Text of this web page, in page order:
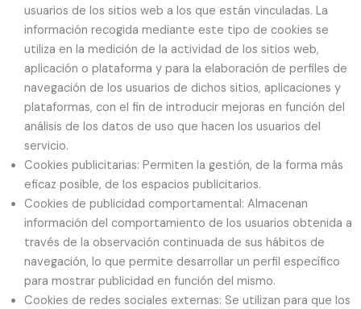
usuarios de los sitios web a los que están vinculadas. La
información recogida mediante este tipo de cookies se
utiliza en la medición de la actividad de los sitios web,
aplicación o plataforma y para la elaboración de perfiles de
navegación de los usuarios de dichos sitios, aplicaciones y
plataformas, con el fin de introducir mejoras en función del
análisis de los datos de uso que hacen los usuarios del
servicio.
Cookies publicitarias: Permiten la gestión, de la forma más
eficaz posible, de los espacios publicitarios.
Cookies de publicidad comportamental: Almacenan
información del comportamiento de los usuarios obtenida a
través de la observación continuada de sus hábitos de
navegación, lo que permite desarrollar un perfil específico
para mostrar publicidad en función del mismo.
Cookies de redes sociales externas: Se utilizan para que los